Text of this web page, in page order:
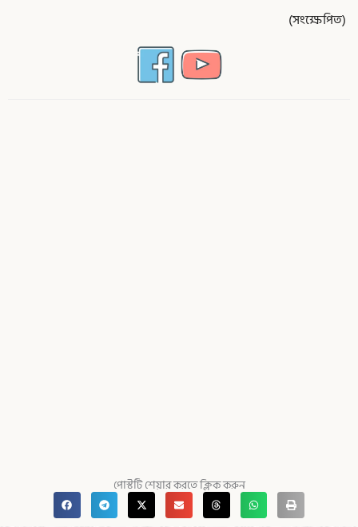
(সংক্ষেপিত)
পোস্টটি শেয়ার করতে ক্লিক করুন